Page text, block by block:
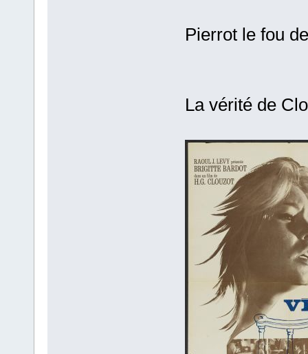
Pierrot le fou
La vérité de